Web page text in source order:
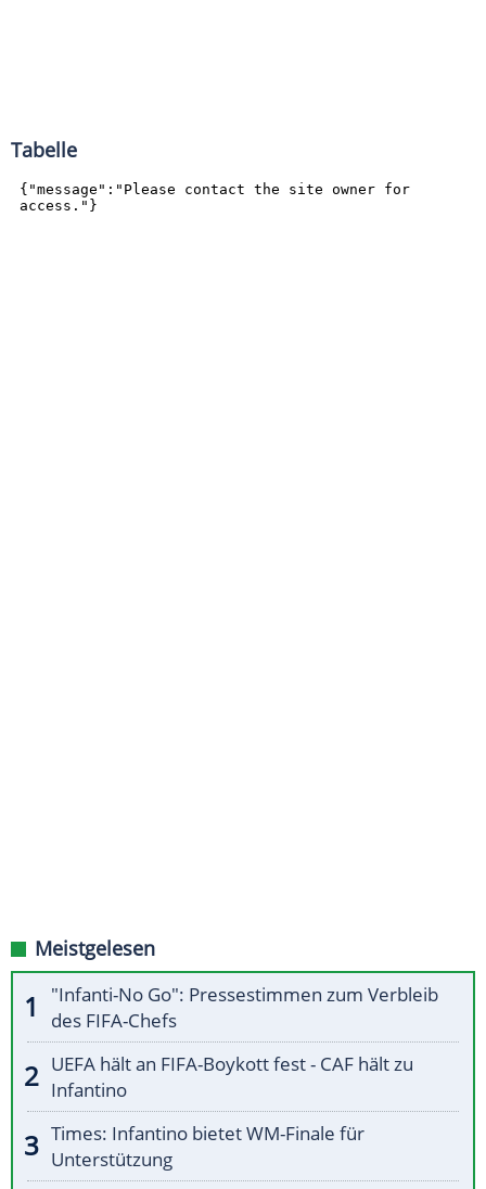
Tabelle
Meistgelesen
"Infanti-No Go": Pressestimmen zum Verbleib
des FIFA-Chefs
UEFA hält an FIFA-Boykott fest - CAF hält zu
Infantino
Times: Infantino bietet WM-Finale für
Unterstützung